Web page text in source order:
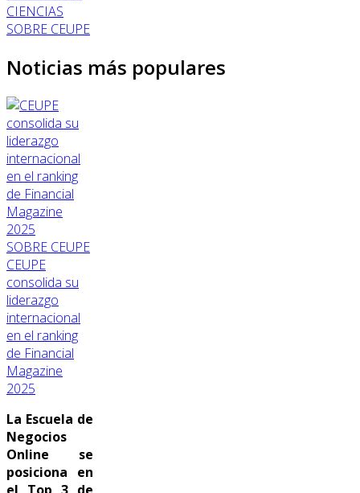
CIENCIAS
SOBRE CEUPE
Noticias más populares
SOBRE CEUPE
CEUPE
consolida su
liderazgo
internacional
en el ranking
de Financial
Magazine
2025
La Escuela de
Negocios
Online se
posiciona en